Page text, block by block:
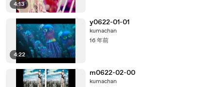
4:13
4:22
y0622-01-01
kumachan
16 年前
m0622-02-00
kumachan